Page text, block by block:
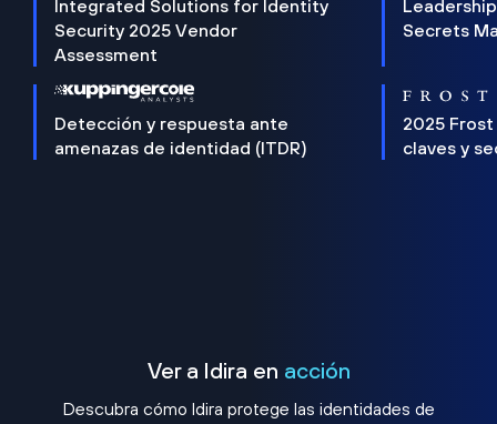
Integrated Solutions for Identity
Security 2025 Vendor
Assessment
Secrets
Detección y respuesta ante
amenazas de identidad (ITDR)
2025 Frost
claves y
Ver a Idira en acción
Descubra cómo Idira protege las identidades de